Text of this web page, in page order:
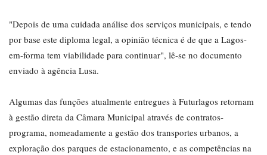
"Depois de uma cuidada análise dos serviços municipais, e tendo
por base este diploma legal, a opinião técnica é de que a Lagos-
em-forma tem viabilidade para continuar", lê-se no documento
enviado à agência Lusa.
Algumas das funções atualmente entregues à Futurlagos retornam
à gestão direta da Câmara Municipal através de contratos-
programa, nomeadamente a gestão dos transportes urbanos, a
exploração dos parques de estacionamento, e as competências na